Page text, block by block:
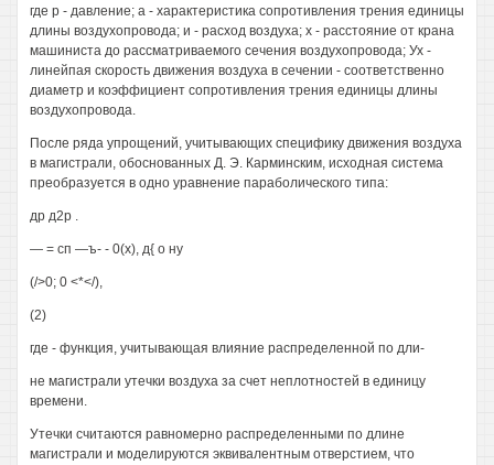
где р - давление; а - характеристика сопротивления трения единицы
длины воздухопровода; и - расход воздуха; х - расстояние от крана
машиниста до рассматриваемого сечения воздухопровода; Ух -
линейпая скорость движения воздуха в сечении - соответственно
диаметр и коэффициент сопротивления трения единицы длины
воздухопровода.
После ряда упрощений, учитывающих специфику движения воздуха
в магистрали, обоснованных Д. Э. Карминским, исходная система
преобразуется в одно уравнение параболического типа:
др д2р .
— = сп —ъ- - 0(х), д{ о ну
(/>0; 0 <*</),
(2)
где - функция, учитывающая влияние распределенной по дли-
не магистрали утечки воздуха за счет неплотностей в единицу
времени.
Утечки считаются равномерно распределенными по длине
магистрали и моделируются эквивалентным отверстием, что